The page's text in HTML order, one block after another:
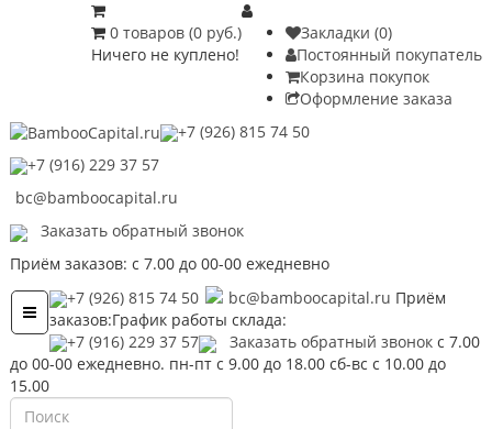
Закладки (0)
Постоянный покупатель
Корзина покупок
Оформление заказа
0 товаров (0 руб.)
Ничего не куплено!
+7 (926) 815 74 50
+7 (916) 229 37 57
bc@bamboocapital.ru
Заказать обратный звонок
Приём заказов: с 7.00 до 00-00 ежедневно
Toggle
navigation
+7 (926) 815 74 50 bc@bamboocapital.ru Приём
заказов:График работы склада:
+7 (916) 229 37 57
Заказать обратный звонок с 7.00
до 00-00 ежедневно. пн-пт с 9.00 до 18.00 сб-вс с 10.00 до
15.00